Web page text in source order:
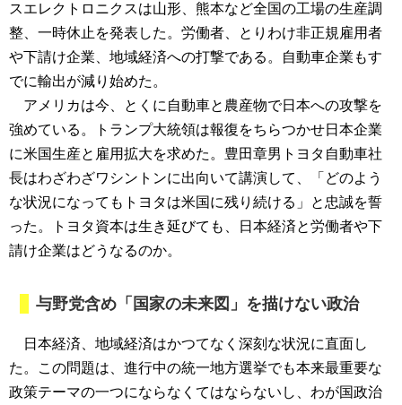
スエレクトロニクスは山形、熊本など全国の工場の生産調
整、一時休止を発表した。労働者、とりわけ非正規雇用者
や下請け企業、地域経済への打撃である。自動車企業もす
でに輸出が減り始めた。
アメリカは今、とくに自動車と農産物で日本への攻撃を
強めている。トランプ大統領は報復をちらつかせ日本企業
に米国生産と雇用拡大を求めた。豊田章男トヨタ自動車社
長はわざわざワシントンに出向いて講演して、「どのよう
な状況になってもトヨタは米国に残り続ける」と忠誠を誓
った。トヨタ資本は生き延びても、日本経済と労働者や下
請け企業はどうなるのか。
与野党含め「国家の未来図」を描けない政治
日本経済、地域経済はかつてなく深刻な状況に直面し
た。この問題は、進行中の統一地方選挙でも本来最重要な
政策テーマの一つにならなくてはならないし、わが国政治